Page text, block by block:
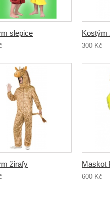
slepice
žirafy
Kostým
300 Kč
Maskot
600 Kč